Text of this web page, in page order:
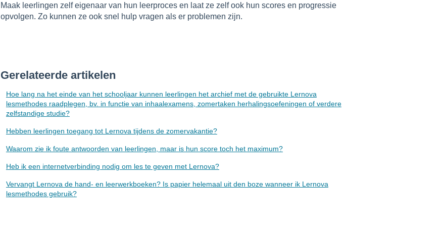
Maak leerlingen zelf eigenaar van hun leerproces en laat ze zelf ook hun scores en progressie
opvolgen. Zo kunnen ze ook snel hulp vragen als er problemen zijn.
Gerelateerde artikelen
Hoe lang na het einde van het schooljaar kunnen leerlingen het archief met de gebruikte Lernova
lesmethodes raadplegen, bv. in functie van inhaalexamens, zomertaken herhalingsoefeningen of verdere
zelfstandige studie?
Hebben leerlingen toegang tot Lernova tijdens de zomervakantie?
Waarom zie ik foute antwoorden van leerlingen, maar is hun score toch het maximum?
Heb ik een internetverbinding nodig om les te geven met Lernova?
Vervangt Lernova de hand- en leerwerkboeken? Is papier helemaal uit den boze wanneer ik Lernova
lesmethodes gebruik?